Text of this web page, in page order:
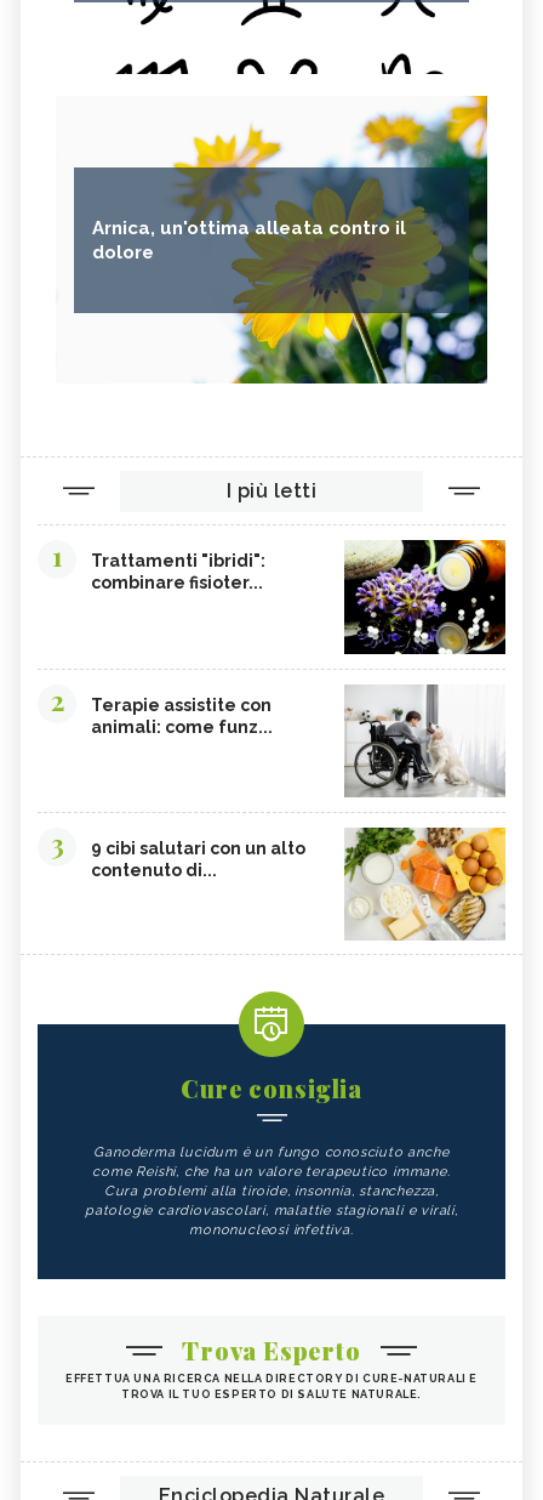
Arnica, un'ottima alleata contro il
dolore
I più letti
1
Trattamenti "ibridi":
combinare fisioter...
2
Terapie assistite con
animali: come funz...
3
9 cibi salutari con un alto
contenuto di...
Cure consiglia
Ganoderma lucidum è un fungo conosciuto anche
come Reishi, che ha un valore terapeutico immane.
Cura problemi alla tiroide, insonnia, stanchezza,
patologie cardiovascolari, malattie stagionali e virali,
mononucleosi infettiva.
Trova Esperto
EFFETTUA UNA RICERCA NELLA DIRECTORY DI CURE-NATURALI E
TROVA IL TUO ESPERTO DI SALUTE NATURALE.